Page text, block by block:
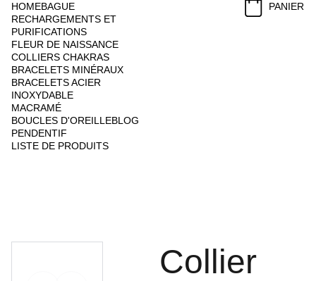
HOMEBAGUE
RECHARGEMENTS ET
PURIFICATIONS
FLEUR DE NAISSANCE
COLLIERS CHAKRAS
BRACELETS MINÉRAUX
BRACELETS ACIER
INOXYDABLE
MACRAMÉ
BOUCLES D'OREILLEBLOG
PENDENTIF
LISTE DE PRODUITS
PANIER
Collier